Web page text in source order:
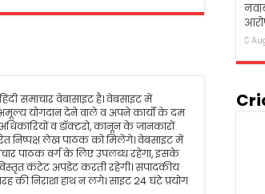
समाचार वेबासाइट है। वेबसाइट में
योगदान देने वाले व अपने कार्यो के दम
व डॉक्टरो, कानून के जानकारों
निष्पक्ष लेख पाठक को मिलेंगे। वेबसाइट में
पाठक वर्ग के लिए उपलब्ध रहेगा, इसके
कंटेट अपडेट करती रहेगी। संपादकीय
निराशा हाथ न लगे। साइट 24 घंटे प्रयोग